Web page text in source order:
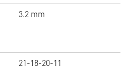
3.2 mm
21-18-20-11